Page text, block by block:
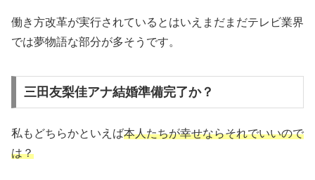
働き方改革が実行されているとはいえまだまだテレビ業界
では夢物語な部分が多そうです。
三田友梨佳アナ結婚準備完了か？
私もどちらかといえば本人たちが幸せならそれでいいので
は？